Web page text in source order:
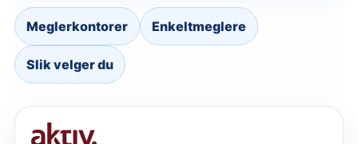
Meglerkontorer Enkeltmeglere
Slik velger du